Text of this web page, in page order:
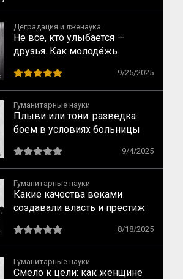
Деградация и лженаука
Не все, кто улыбается —
друзья. Как молодёжь
сообщества
9/25/2025
Гуманитарные науки
Плыви или тони: разведка
боем в условиях больницы
9/4/2025
Гуманитарные науки
Какие качества веками
создавали власть и престиж
8/18/2025
Гуманитарные науки
Смело к цели: как женщине